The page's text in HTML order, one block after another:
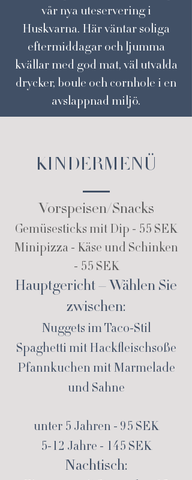
vår nya uteservering i
Huskvarna. Här väntar soliga
eftermiddagar och ljumma
kvällar med god mat, väl utvalda
drycker, boule och cornhole i en
avslappnad miljö.
KINDERMENÜ
Vorspeisen/Snacks
Gemüsesticks mit Dip - 55 SEK
Minipizza - Käse und Schinken
- 55 SEK
Hauptgericht – Wählen Sie
zwischen:
Nuggets im Taco-Stil
Spaghetti mit Hackfleischsoße
Pfannkuchen mit Marmelade
und Sahne
unter 5 Jahren - 95 SEK
5-12 Jahre - 145 SEK
Nachtisch: